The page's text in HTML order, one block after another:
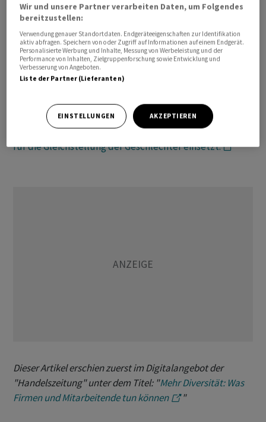
Warum ist es zum Beispiel immer noch so, dass in vielen
Positionen mehr Männer als Frauen präsent sind?
Braucht es einen Head of Diversity, und welche Gründe
sprechen dafür, dass Firmen mit gemischten Teams
Medien dafür sorgen, dass es eine grössere Vielfalt in
der Berichterstattung gibt? Wir reden daher über
Initiative EqualVoice von Ringier Axel Springer, die sich
für die Gleichstellung der Geschlechter einsetzt.
Dieser Artikel erschien zuerst im Digitalangebot der
"Handelszeitung" unter dem Titel: "Mehr Diversität: Was
Firmen und Mitarbeitende tun können
"
Wir und unsere Partner verarbeiten Daten, um Folgendes
bereitzustellen:
Verwendung genauer Standortdaten. Endgeräteeigenschaften zur Identifikation
aktiv abfragen. Speichern von oder Zugriff auf Informationen auf einem Endgerät.
Personalisierte Werbung und Inhalte, Messung von Werbeleistung und der
Performance von Inhalten, Zielgruppenforschung sowie Entwicklung und
Verbesserung von Angeboten.
Liste der Partner (Lieferanten)
EINSTELLUNGEN AKZEPTIEREN